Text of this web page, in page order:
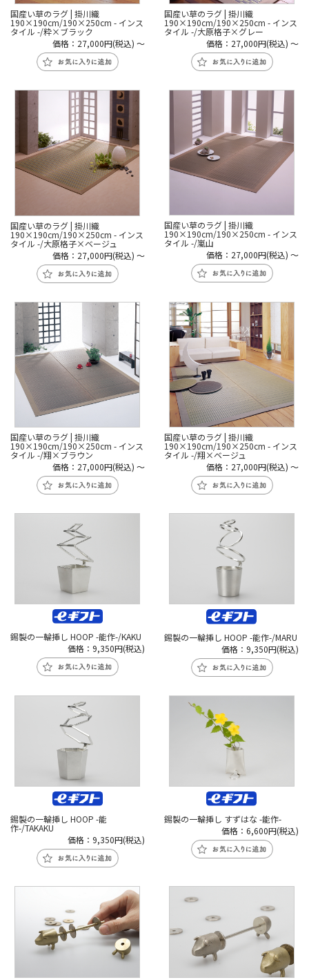
国産い草のラグ | 掛川織
190×190cm/190×250cm - インス
タイル -/粋×ブラック
価格：27,000円(税込) ～
国産い草のラグ | 掛川織
190×190cm/190×250cm - インス
タイル -/大原格子×グレー
価格：27,000円(税込) ～
国産い草のラグ | 掛川織
190×190cm/190×250cm - インス
タイル -/大原格子×ベージュ
価格：27,000円(税込) ～
国産い草のラグ | 掛川織
190×190cm/190×250cm - インス
タイル -/嵐山
価格：27,000円(税込) ～
国産い草のラグ | 掛川織
190×190cm/190×250cm - インス
タイル -/翔×ブラウン
価格：27,000円(税込) ～
国産い草のラグ | 掛川織
190×190cm/190×250cm - インス
タイル -/翔×ベージュ
価格：27,000円(税込) ～
錫製の一輪挿し HOOP -能作-/KAKU
価格：9,350円(税込)
錫製の一輪挿し HOOP -能作-/MARU
価格：9,350円(税込)
錫製の一輪挿し HOOP -能
作-/TAKAKU
価格：9,350円(税込)
錫製の一輪挿し すずはな -能作-
価格：6,600円(税込)